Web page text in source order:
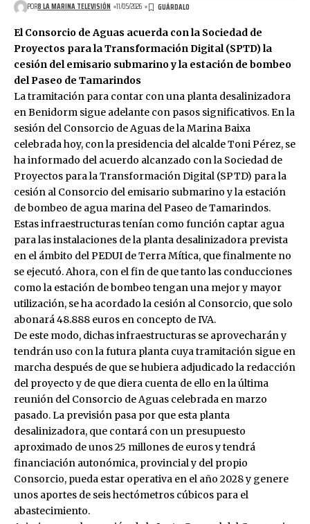
POR8 LA MARINA TELEVISIÓN 11/05/2026
El Consorcio de Aguas acuerda con la Sociedad de
Proyectos para la Transformación Digital (SPTD) la
cesión del emisario submarino y la estación de bombeo
del Paseo de Tamarindos
La tramitación para contar con una planta desalinizadora
en Benidorm sigue adelante con pasos significativos. En la
sesión del Consorcio de Aguas de la Marina Baixa
celebrada hoy, con la presidencia del alcalde Toni Pérez, se
ha informado del acuerdo alcanzado con la Sociedad de
Proyectos para la Transformación Digital (SPTD) para la
cesión al Consorcio del emisario submarino y la estación
de bombeo de agua marina del Paseo de Tamarindos.
Estas infraestructuras tenían como función captar agua
para las instalaciones de la planta desalinizadora prevista
en el ámbito del PEDUI de Terra Mítica, que finalmente no
se ejecutó. Ahora, con el fin de que tanto las conducciones
como la estación de bombeo tengan una mejor y mayor
utilización, se ha acordado la cesión al Consorcio, que solo
abonará 48.888 euros en concepto de IVA.
De este modo, dichas infraestructuras se aprovecharán y
tendrán uso con la futura planta cuya tramitación sigue en
marcha después de que se hubiera adjudicado la redacción
del proyecto y de que diera cuenta de ello en la última
reunión del Consorcio de Aguas celebrada en marzo
pasado. La previsión pasa por que esta planta
desalinizadora, que contará con un presupuesto
aproximado de unos 25 millones de euros y tendrá
financiación autonómica, provincial y del propio
Consorcio, pueda estar operativa en el año 2028 y genere
unos aportes de seis hectómetros cúbicos para el
abastecimiento.